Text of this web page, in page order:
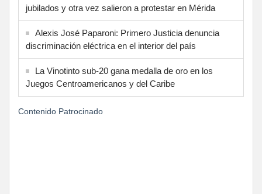
jubilados y otra vez salieron a protestar en Mérida
Alexis José Paparoni: Primero Justicia denuncia
discriminación eléctrica en el interior del país
La Vinotinto sub-20 gana medalla de oro en los
Juegos Centroamericanos y del Caribe
Contenido Patrocinado